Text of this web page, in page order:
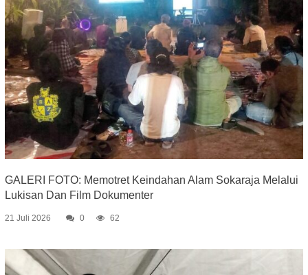
GALERI FOTO: Memotret Keindahan Alam Sokaraja Melalui
Lukisan Dan Film Dokumenter
21 Juli 2026 0 62